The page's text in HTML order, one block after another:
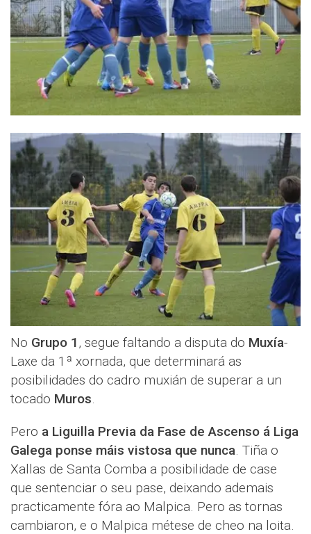
No Grupo 1, segue faltando a disputa do Muxía-
Laxe da 1ª xornada, que determinará as
posibilidades do cadro muxián de superar a un
tocado Muros.
Pero a Liguilla Previa da Fase de Ascenso á Liga
Galega ponse máis vistosa que nunca. Tiña o
Xallas de Santa Comba a posibilidade de case
que sentenciar o seu pase, deixando ademais
practicamente fóra ao Malpica. Pero as tornas
cambiaron, e o Malpica métese de cheo na loita.